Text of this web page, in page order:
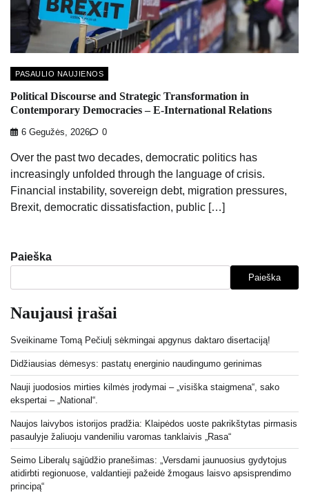
PASAULIO NAUJIENOS
Political Discourse and Strategic Transformation in
Contemporary Democracies – E-International Relations
6 Gegužės, 2026 0
Over the past two decades, democratic politics has
increasingly unfolded through the language of crisis.
Financial instability, sovereign debt, migration pressures,
Brexit, democratic dissatisfaction, public […]
Paieška
Paieška
Naujausi įrašai
Sveikiname Tomą Pečiulį sėkmingai apgynus daktaro disertaciją!
Didžiausias dėmesys: pastatų energinio naudingumo gerinimas
Nauji juodosios mirties kilmės įrodymai – „visiška staigmena“, sako
ekspertai – „National“.
Naujos laivybos istorijos pradžia: Klaipėdos uoste pakrikštytas pirmasis
pasaulyje žaliuoju vandeniliu varomas tanklaivis „Rasa“
Seimo Liberalų sąjūdžio pranešimas: „Versdami jaunuosius gydytojus
atidirbti regionuose, valdantieji pažeidė žmogaus laisvo apsisprendimo
principą“